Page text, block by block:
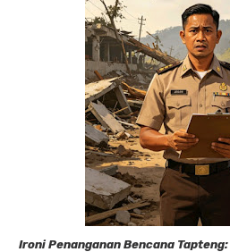
Ironi Penanganan Bencana